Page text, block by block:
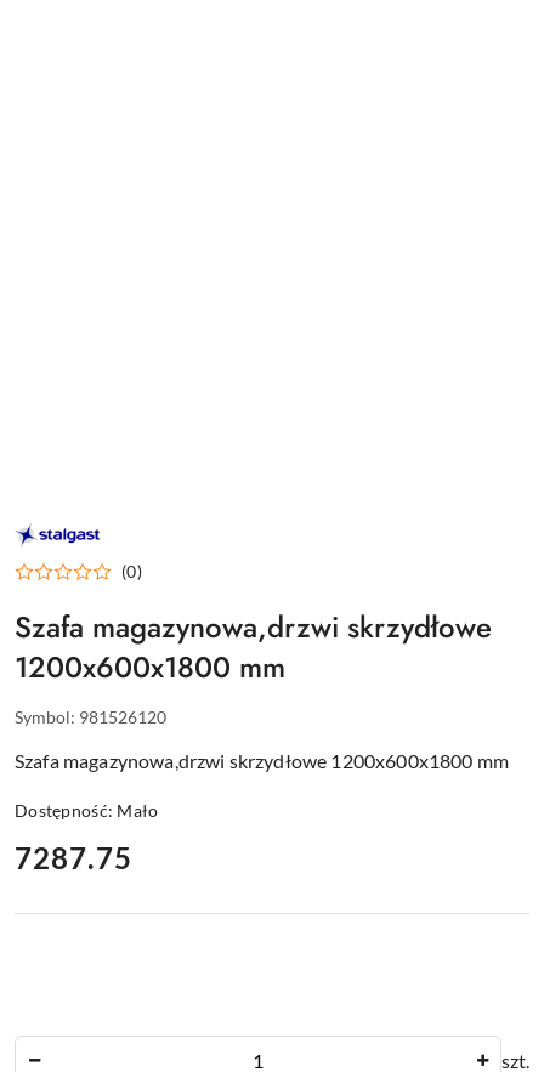
STALGAST
–
WYPOSAŻENIE
DLA
(0)
Szafa magazynowa,drzwi skrzydłowe
1200x600x1800 mm
Symbol: 981526120
Szafa magazynowa,drzwi skrzydłowe 1200x600x1800 mm
Dostępność: Mało
cena:
7287.75
szt.